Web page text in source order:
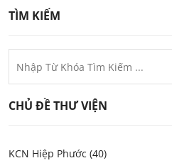
TÌM KIẾM
CHỦ ĐỀ THƯ VIỆN
KCN Hiệp Phước (40)